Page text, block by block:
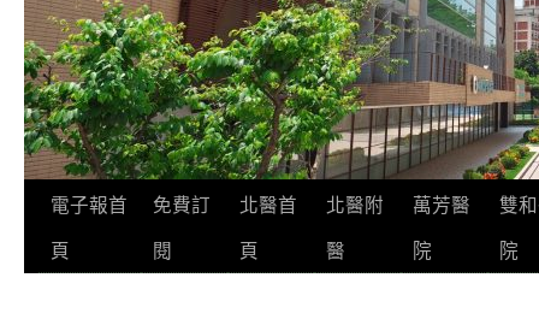
跳
至
電子報首
頁
免費訂
閱
北醫首
頁
北醫附
醫
萬芳醫
院
雙
院